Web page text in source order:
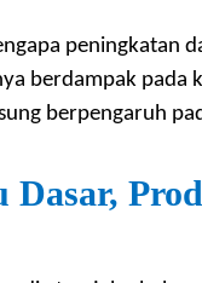
peningkatan
berdampak pada
berpengaruh
Dasar,